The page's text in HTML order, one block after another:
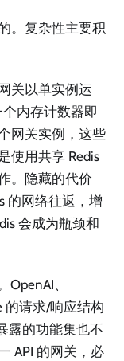
。复杂性主要积
关以单实例运
内存计数器即
网关实例，这些
使用共享 Redis
。隐藏的代价
的网络往返，增
会成为瓶颈和
OpenAI、
的请求/响应结构
露的功能集也不
API 的网关，必